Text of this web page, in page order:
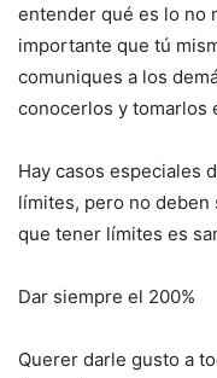
entender qué es lo no
importante que tú
comuniques a los
conocerlos y tomarlos
Hay casos especiales
límites, pero no deben
que tener límites es
Dar siempre el 200%
Querer darle gusto a